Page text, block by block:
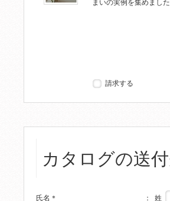
まいの実例を集めました
請求する
カタログの送
氏名 ＊ ： 姓